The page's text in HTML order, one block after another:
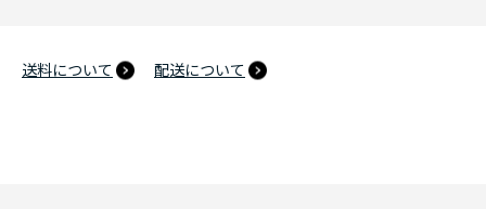
送料について 配送について